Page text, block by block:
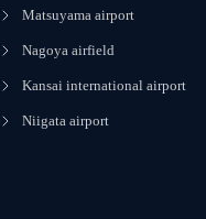
Matsuyama airport
Nagoya airfield
Kansai international airport
Niigata airport